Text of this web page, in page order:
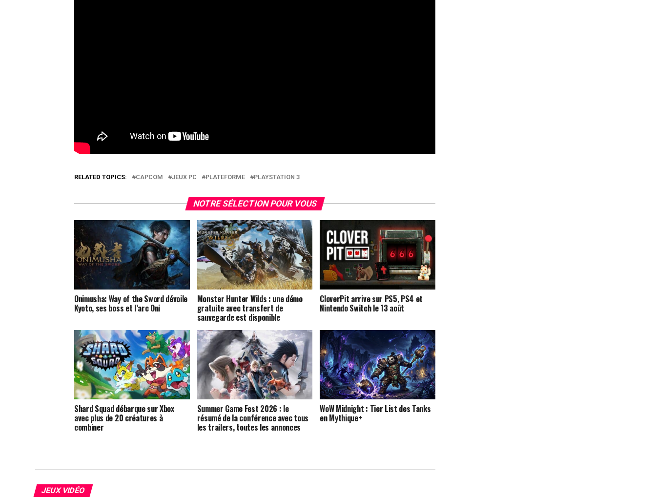
RELATED TOPICS: CAPCOM JEUX PC PLATEFORME PLAYSTATION 3
NOTRE SÉLECTION POUR VOUS
Onimusha: Way of the Sword dévoile
Kyoto, ses boss et l’arc Oni
Monster Hunter Wilds : une démo
gratuite avec transfert de
sauvegarde est disponible
CloverPit arrive sur PS5, PS4 et
Nintendo Switch le 13 août
Shard Squad débarque sur Xbox
avec plus de 20 créatures à
combiner
Summer Game Fest 2026 : le
résumé de la conférence avec tous
les trailers, toutes les annonces
WoW Midnight : Tier List des Tanks
en Mythique+
JEUX VIDÉO